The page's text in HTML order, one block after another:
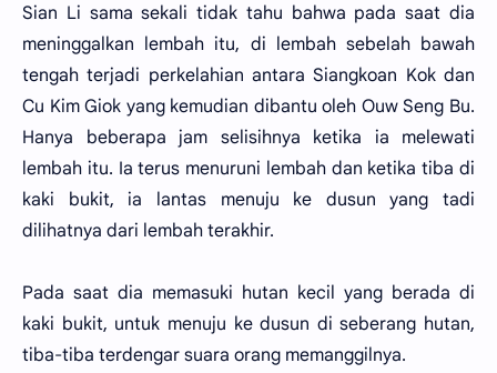
Sian Li sama sekali tidak tahu bahwa pada saat dia
meninggalkan lembah itu, di lembah sebelah bawah
tengah terjadi perkelahian antara Siangkoan Kok dan
Cu Kim Giok yang kemudian dibantu oleh Ouw Seng Bu.
Hanya beberapa jam selisihnya ketika ia melewati
lembah itu. Ia terus menuruni lembah dan ketika tiba di
kaki bukit, ia lantas menuju ke dusun yang tadi
dilihatnya dari lembah terakhir.
Pada saat dia memasuki hutan kecil yang berada di
kaki bukit, untuk menuju ke dusun di seberang hutan,
tiba-tiba terdengar suara orang memanggilnya.